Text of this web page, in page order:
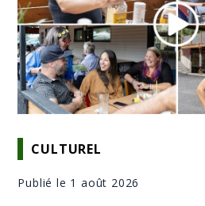
CULTUREL
Publié le 1 août 2026